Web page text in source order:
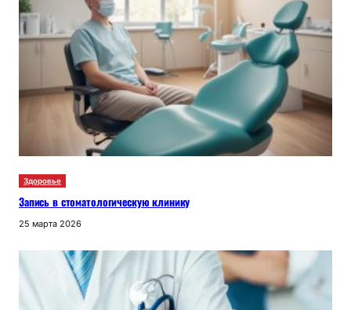
Здоровье
Запись в стоматологическую клинику
25 марта 2026